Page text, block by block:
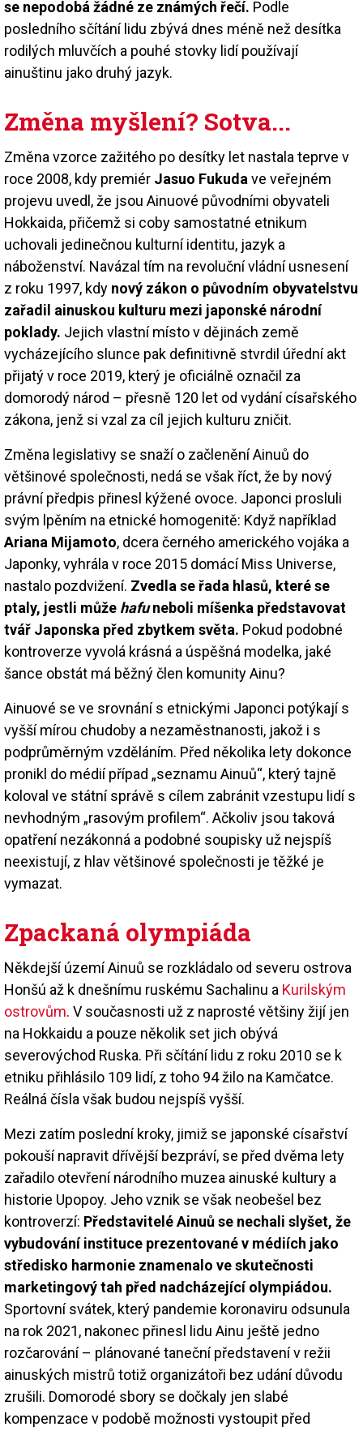
se nepodobá žádné ze známých řečí. Podle
posledního sčítání lidu zbývá dnes méně než desítka
rodilých mluvčích a pouhé stovky lidí používají
ainuštinu jako druhý jazyk.
Změna myšlení? Sotva...
Změna vzorce zažitého po desítky let nastala teprve v
roce 2008, kdy premiér Jasuo Fukuda ve veřejném
projevu uvedl, že jsou Ainuové původními obyvateli
Hokkaida, přičemž si coby samostatné etnikum
uchovali jedinečnou kulturní identitu, jazyk a
náboženství. Navázal tím na revoluční vládní usnesení
z roku 1997, kdy nový zákon o původním obyvatelstvu
zařadil ainuskou kulturu mezi japonské národní
poklady. Jejich vlastní místo v dějinách země
vycházejícího slunce pak definitivně stvrdil úřední akt
přijatý v roce 2019, který je oficiálně označil za
domorodý národ – přesně 120 let od vydání císařského
zákona, jenž si vzal za cíl jejich kulturu zničit.
Změna legislativy se snaží o začlenění Ainuů do
většinové společnosti, nedá se však říct, že by nový
právní předpis přinesl kýžené ovoce. Japonci prosluli
svým lpěním na etnické homogenitě: Když například
Ariana Mijamoto, dcera černého amerického vojáka a
Japonky, vyhrála v roce 2015 domácí Miss Universe,
nastalo pozdvižení. Zvedla se řada hlasů, které se
ptaly, jestli může hafuneboli míšenka představovat
tvář Japonska před zbytkem světa. Pokud podobné
kontroverze vyvolá krásná a úspěšná modelka, jaké
šance obstát má běžný člen komunity Ainu?
Ainuové se ve srovnání s etnickými Japonci potýkají s
vyšší mírou chudoby a nezaměstnanosti, jakož i s
podprůměrným vzděláním. Před několika lety dokonce
pronikl do médií případ „seznamu Ainuů“, který tajně
koloval ve státní správě s cílem zabránit vzestupu lidí s
nevhodným „rasovým profilem“. Ačkoliv jsou taková
opatření nezákonná a podobné soupisky už nejspíš
neexistují, z hlav většinové společnosti je těžké je
vymazat.
Zpackaná olympiáda
Někdejší území Ainuů se rozkládalo od severu ostrova
Honšú až k dnešnímu ruskému Sachalinu a Kurilským
ostrovům. V současnosti už z naprosté většiny žijí jen
na Hokkaidu a pouze několik set jich obývá
severovýchod Ruska. Při sčítání lidu z roku 2010 se k
etniku přihlásilo 109 lidí, z toho 94 žilo na Kamčatce.
Reálná čísla však budou nejspíš vyšší.
Mezi zatím poslední kroky, jimiž se japonské císařství
pokouší napravit dřívější bezpráví, se před dvěma lety
zařadilo otevření národního muzea ainuské kultury a
historie Upopoy. Jeho vznik se však neobešel bez
kontroverzí: Představitelé Ainuů se nechali slyšet, že
vybudování instituce prezentované v médiích jako
středisko harmonie znamenalo ve skutečnosti
marketingový tah před nadcházející olympiádou.
Sportovní svátek, který pandemie koronaviru odsunula
na rok 2021, nakonec přinesl lidu Ainu ještě jedno
rozčarování – plánované taneční představení v režii
ainuských mistrů totiž organizátoři bez udání důvodu
zrušili. Domorodé sbory se dočkaly jen slabé
kompenzace v podobě možnosti vystoupit před